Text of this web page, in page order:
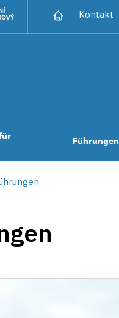
Kontakt
Führungen